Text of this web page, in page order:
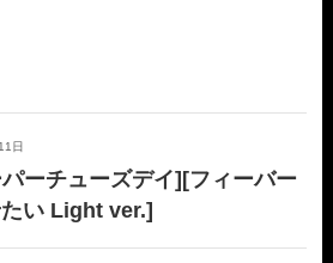
日
ーチューズデイ][フィーバー
い Light ver.]